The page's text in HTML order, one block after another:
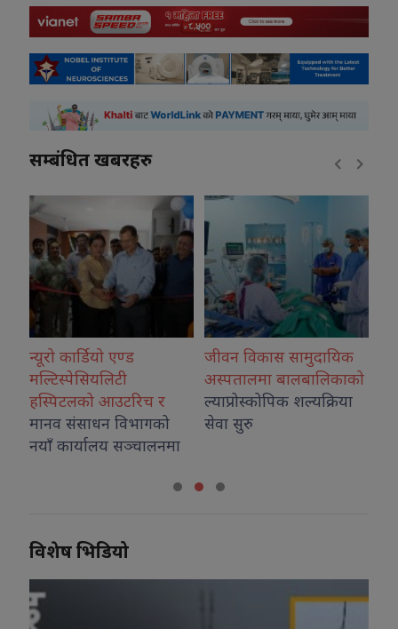
सम्बंधित खबरहरु
जीवन विकास सामुदायिक
अस्पतालमा बालबालिकाको
ल्याप्रोस्कोपिक शल्यक्रिया
सेवा सुरु
कोशीका उत्कृष्ट फोटोग्राफर
नगदसहित सम्मानित
विशेष भिडियो